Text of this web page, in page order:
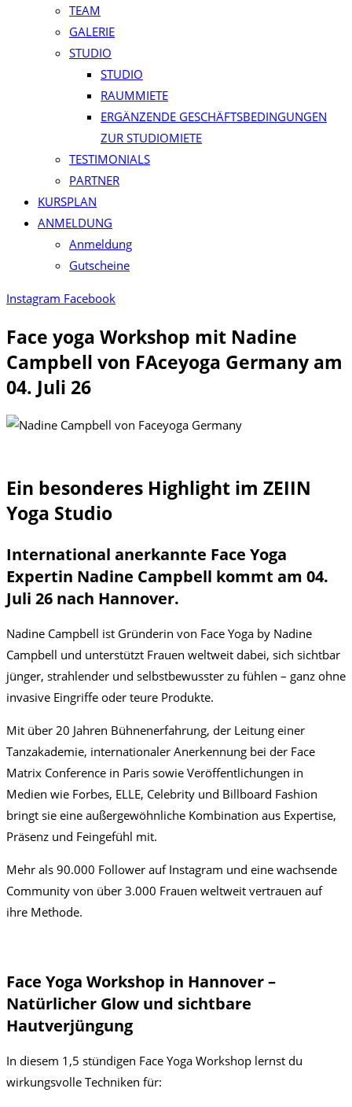
TEAM
GALERIE
STUDIO
STUDIO
RAUMMIETE
ERGÄNZENDE GESCHÄFTSBEDINGUNGEN
ZUR STUDIOMIETE
TESTIMONIALS
PARTNER
KURSPLAN​
ANMELDUNG
Anmeldung
Gutscheine
Instagram Facebook
Face yoga Workshop mit Nadine
Campbell von FAceyoga Germany am
04. Juli 26
Ein besonderes Highlight im ZEIIN
Yoga Studio
International anerkannte Face Yoga
Expertin Nadine Campbell kommt am 04.
Juli 26 nach Hannover.
Nadine Campbell ist Gründerin von Face Yoga by Nadine
Campbell und unterstützt Frauen weltweit dabei, sich sichtbar
jünger, strahlender und selbstbewusster zu fühlen – ganz ohne
invasive Eingriffe oder teure Produkte.
Mit über 20 Jahren Bühnenerfahrung, der Leitung einer
Tanzakademie, internationaler Anerkennung bei der Face
Matrix Conference in Paris sowie Veröffentlichungen in
Medien wie Forbes, ELLE, Celebrity und Billboard Fashion
bringt sie eine außergewöhnliche Kombination aus Expertise,
Präsenz und Feingefühl mit.
Mehr als 90.000 Follower auf Instagram und eine wachsende
Community von über 3.000 Frauen weltweit vertrauen auf
ihre Methode.
Face Yoga Workshop in Hannover –
Natürlicher Glow und sichtbare
Hautverjüngung
In diesem 1,5 stündigen Face Yoga Workshop lernst du
wirkungsvolle Techniken für: